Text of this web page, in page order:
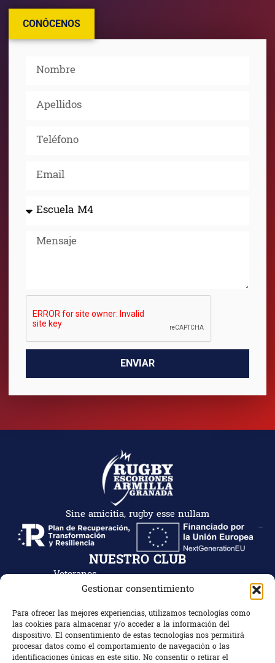
Gestionar consentimiento
Para ofrecer las mejores experiencias, utilizamos tecnologías como
las cookies para almacenar y/o acceder a la información del
dispositivo. El consentimiento de estas tecnologías nos permitirá
procesar datos como el comportamiento de navegación o las
identificaciones únicas en este sitio. No consentir o retirar el
ENVIAR
CONÓCENOS
Sine amicitia, rugby esse nullam
NUESTRO CLUB
Veteranos
Club Deportivo
Patrocinadores y
colaboradores
Tienda
Contacto
Mi cuenta